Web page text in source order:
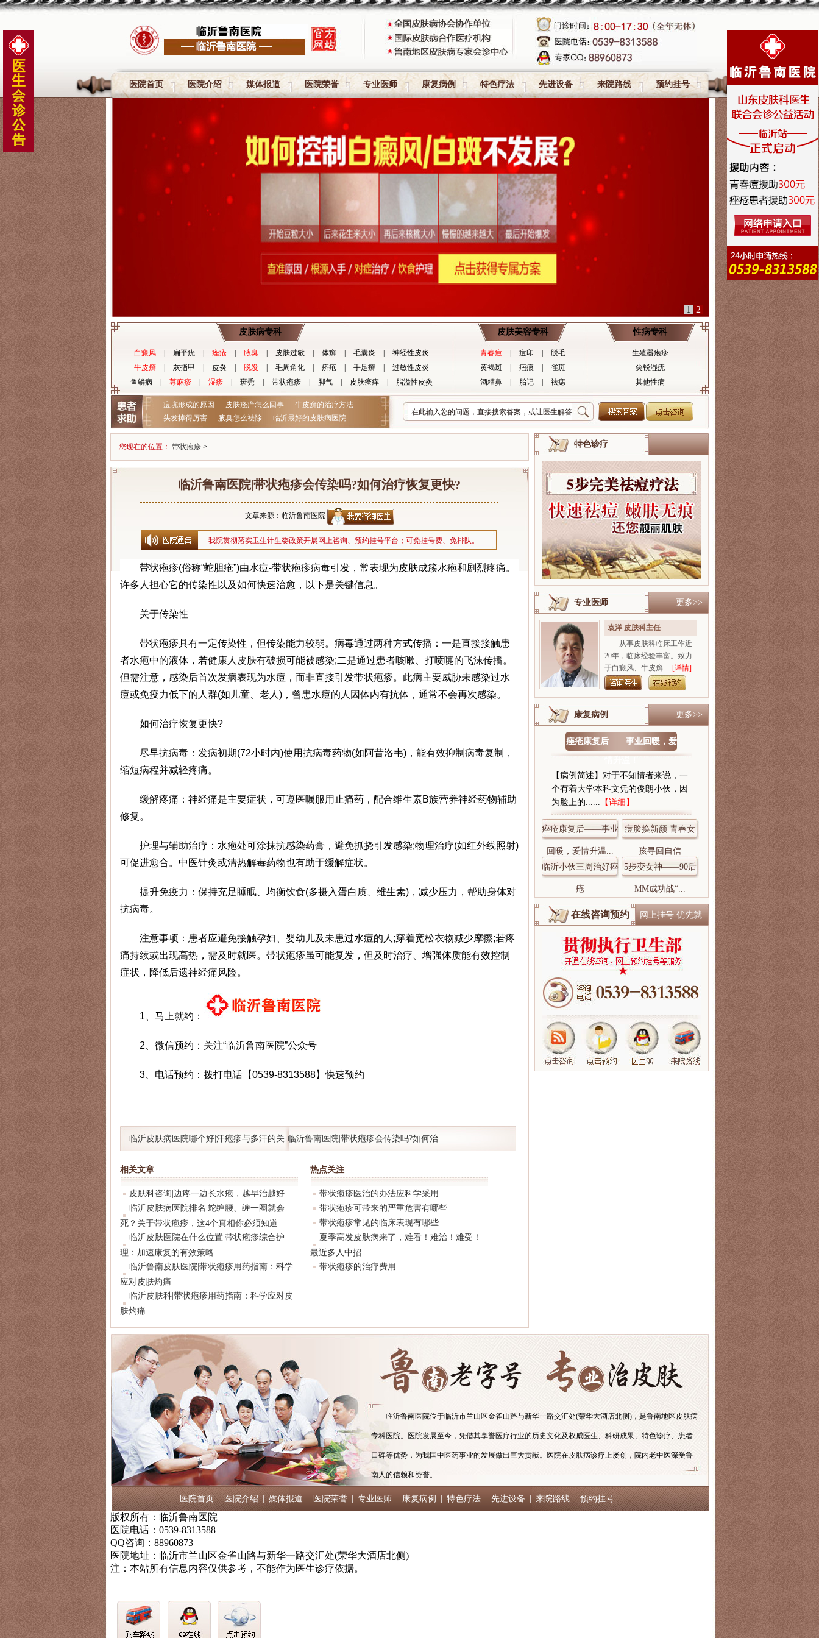
医院首页 医院介绍 媒体报道 医院荣誉 专业医师 康复病例 特色疗法 先进设备 来院路线 预约挂号
皮肤病专科
白癜风 扁平疣 痤疮 腋臭 皮肤过敏 体癣 毛囊炎
神经性皮炎
牛皮癣
灰指甲 皮炎 脱发 毛周角化 疥疮 手足癣
过敏性皮炎
鱼鳞病
荨麻疹 湿疹 斑秃 带状疱疹 脚气 皮肤瘙痒 脂溢性皮炎
皮肤美容专科
青春痘 痘印
脱毛
黄褐斑
疤痕
雀斑
酒糟鼻
胎记 祛痣
性病专科
生殖器疱疹
尖锐湿疣
其他性病
痘坑形成的原因 皮肤瘙痒怎么回事
牛皮癣的治疗方法
头发掉得厉害
腋臭怎么祛除 临沂最好的皮肤病医院
您现在的位置： 带状疱疹>
临沂鲁南医院|带状疱疹会传染吗?如何治疗恢复更快?
文章来源：临沂鲁南医院
我院贯彻落实卫生计生委政策开展网上咨询、预约挂号平台；可免挂号费、免排队。
带状疱疹(俗称“蛇胆疮”)由水痘-带状疱疹病毒引发，常表现为皮肤成簇水疱和剧烈疼痛。
许多人担心它的传染性以及如何快速治愈，以下是关键信息。
关于传染性
带状疱疹具有一定传染性，但传染能力较弱。病毒通过两种方式传播：一是直接接触患
者水疱中的液体，若健康人皮肤有破损可能被感染;二是通过患者咳嗽、打喷嚏的飞沫传播。
但需注意，感染后首次发病表现为水痘，而非直接引发带状疱疹。此病主要威胁未感染过水
痘或免疫力低下的人群(如儿童、老人)，曾患水痘的人因体内有抗体，通常不会再次感染。
如何治疗恢复更快?
尽早抗病毒：发病初期(72小时内)使用抗病毒药物(如阿昔洛韦)，能有效抑制病毒复制，
缩短病程并减轻疼痛。
缓解疼痛：神经痛是主要症状，可遵医嘱服用止痛药，配合维生素B族营养神经药物辅助
修复。
护理与辅助治疗：水疱处可涂抹抗感染药膏，避免抓挠引发感染;物理治疗(如红外线照射)
可促进愈合。中医针灸或清热解毒药物也有助于缓解症状。
提升免疫力：保持充足睡眠、均衡饮食(多摄入蛋白质、维生素)，减少压力，帮助身体对
抗病毒。
注意事项：患者应避免接触孕妇、婴幼儿及未患过水痘的人;穿着宽松衣物减少摩擦;若疼
痛持续或出现高热，需及时就医。带状疱疹虽可能复发，但及时治疗、增强体质能有效控制
症状，降低后遗神经痛风险。
1、马上就约：
2、微信预约：关注“临沂鲁南医院”公众号
3、电话预约：拨打电话【0539-8313588】快速预约
临沂皮肤病医院哪个好|汗疱疹与多汗的关
联及应对指南
临沂鲁南医院|带状疱疹会传染吗?如何治
疗恢复更快?
相关文章
皮肤科咨询|边疼一边长水疱，越早治越好
临沂皮肤病医院排名|蛇缠腰、缠一圈就会
死？关于带状疱疹，这4个真相你必须知道
临沂皮肤医院在什么位置|带状疱疹综合护
理：加速康复的有效策略
临沂鲁南皮肤医院|带状疱疹用药指南：科学
应对皮肤灼痛
临沂皮肤科|带状疱疹用药指南：科学应对皮
肤灼痛
热点关注
带状疱疹医治的办法应科学采用
带状疱疹可带来的严重危害有哪些
带状疱疹常见的临床表现有哪些
夏季高发皮肤病来了，难看！难治！难受！
最近多人中招
带状疱疹的治疗费用
特色诊疗
更多>>
专业医师
袁洋 皮肤科主任
从事皮肤科临床工作近
20年，临床经验丰富。致力
于白癜风、牛皮癣… [详情]
更多>>
康复病例
痤疮康复后——事业回暖，爱
情升温！
【病例简述】对于不知情者来说，一
个有着大学本科文凭的俊朗小伙，因
为脸上的...... 【详细】
痤疮康复后——事业
回暖，爱情升温...
痘脸换新颜 青春女
孩寻回自信
临沂小伙三周治好痤
疮
5步变女神——90后
MM成功战“...
在线咨询预约 网上挂号 优先就
诊
临沂鲁南医院位于临沂市兰山区金雀山路与新华一路交汇处(荣华大酒店北侧)，是鲁南地区皮肤病
专科医院。医院发展至今，凭借其享誉医疗行业的历史文化及权威医生、科研成果、特色诊疗、患者
口碑等优势，为我国中医药事业的发展做出巨大贡献。医院在皮肤病诊疗上屡创，院内老中医深受鲁
南人的信赖和赞誉。
医院首页 | 医院介绍 媒体报道 医院荣誉 专业医师 康复病例 特色疗法 先进设备 来院路线 | 预约挂号
版权所有：临沂鲁南医院
医院电话：0539-8313588
QQ咨询：88960873
医院地址：临沂市兰山区金雀山路与新华一路交汇处(荣华大酒店北侧)
注：本站所有信息内容仅供参考，不能作为医生诊疗依据。